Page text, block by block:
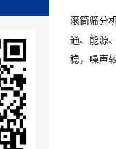
滚筒筛分
通、能源
稳，噪声